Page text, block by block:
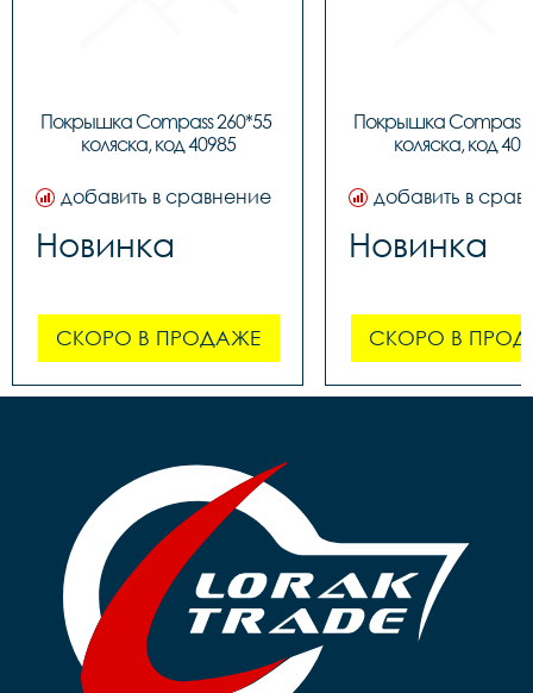
Покрышка Compass 260*55
коляска, код 40985
добавить в сравнение
Новинка
СКОРО В ПРОДАЖЕ
Покрышка Compass
коляска, код
добавить в
Новинка
СКОРО В